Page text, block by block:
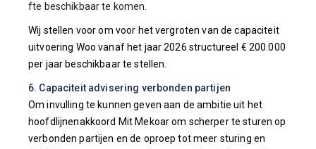
fte beschikbaar te komen.
Wij stellen voor om voor het vergroten van de capaciteit
uitvoering Woo vanaf het jaar 2026 structureel € 200.000
per jaar beschikbaar te stellen.
6. Capaciteit advisering verbonden partijen
Om invulling te kunnen geven aan de ambitie uit het
hoofdlijnenakkoord Mit Mekoar om scherper te sturen op
verbonden partijen en de oproep tot meer sturing en